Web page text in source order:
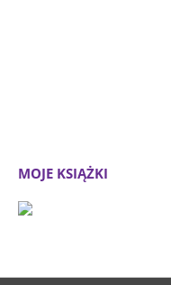
MOJE KSIĄŻKI